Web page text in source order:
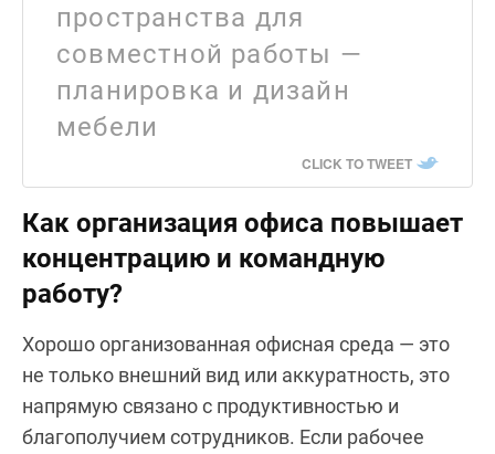
пространства для
совместной работы —
планировка и дизайн
мебели
CLICK TO TWEET
Как организация офиса повышает
концентрацию и командную
работу?
Хорошо организованная офисная среда — это
не только внешний вид или аккуратность, это
напрямую связано с продуктивностью и
благополучием сотрудников. Если рабочее